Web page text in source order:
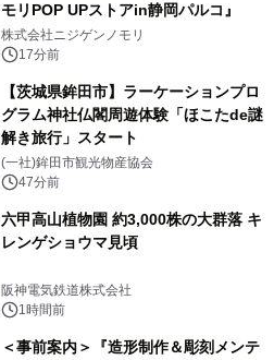
モリPOP UPストアin静岡パルコ』
株式会社ニジゲンノモリ
17分前
【茨城県鉾田市】ラーケーションプロ
グラム神社仏閣周遊体験「ほこたde謎
解き旅行」スタート
(一社)鉾田市観光物産協会
47分前
六甲高山植物園 約3,000株の大群落 キ
レンゲショウマ見頃
阪神電気鉄道株式会社
1時間前
＜事前案内＞『造形制作＆彫刻メンテ